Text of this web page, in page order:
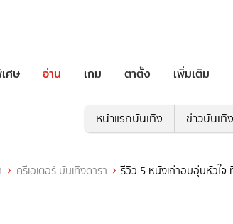
ศษ อ่าน เกม ตาตั้ง เพิ่มเติม
หน้าแรกบันเทิง ข่าวบันเทิง
ครีเอเตอร์ บันเทิงดารา รีวิว 5 หนังเก่าอบอุ่นหัวใ